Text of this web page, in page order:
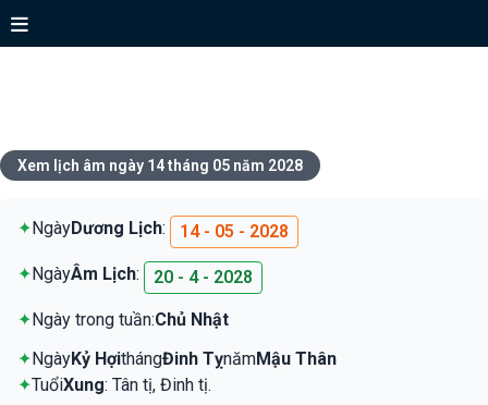
Xem lịch âm ngày 14 tháng 05 năm 2028
✦NgàyDương Lịch: 14 - 05 - 2028
✦NgàyÂm Lịch: 20 - 4 - 2028
✦Ngày trong tuần:Chủ Nhật
✦NgàyKỷ HợithángĐinh TỵnămMậu Thân
✦TuổiXung: Tân tị, Đinh tị.